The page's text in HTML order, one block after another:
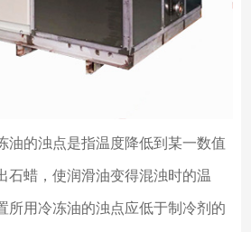
油的浊点是指温度降低到某一数值
石蜡，使润滑油变得混浊时的温
所用冷冻油的浊点应低于制冷剂的